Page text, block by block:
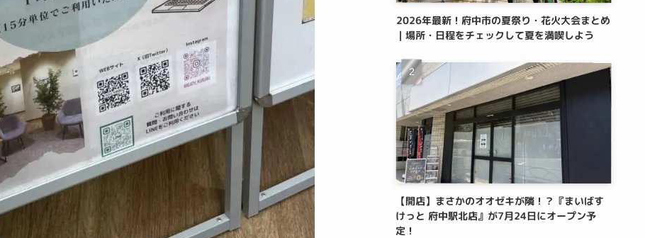
2026年最新！府中市の夏祭り・花火大会まとめ
｜場所・日程をチェックして夏を満喫しよう
【開店】まさかのオオゼキが隣！？『まいばす
けっと 府中駅北店』が7月24日にオープン予
定！